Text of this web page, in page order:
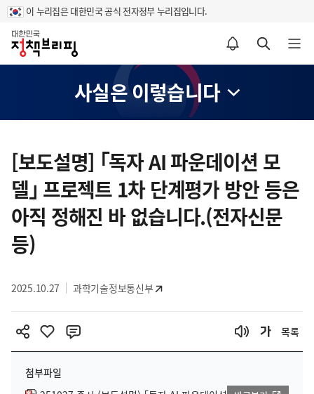
이 누리집은 대한민국 공식 전자정부 누리집입니다.
홈
알림설정 바로가기 검색 바로가기 메뉴 열기
사실은 이렇습니다
텐
츠
영
역
[보도설명] ｢독자 AI 파운데이션 모
델｣ 프로젝트 1차 단계평가 방안 등은
아직 정해진 바 없습니다.(전자신문
등)
2025.10.27 과학기술정보통신부
목록
첨부파일